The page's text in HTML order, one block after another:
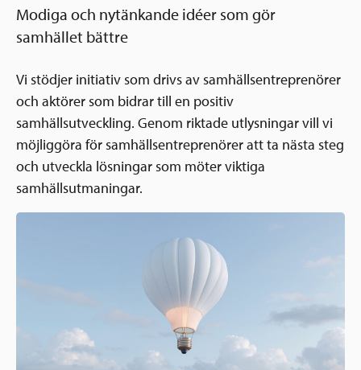
Karta
Berättelser
Våra stöd
Grannskapsinitiativet
Utlysningar
Samhällsentreprenörskap
Sök stöd
Ansök
Ansökningsguide
Rekommendationer
Frågor och svar
Sverige och övriga världen
Grannskapsinitiativet
Om oss
Uppdrag
Hur vi arbetar
Nyheter & kalenderhändelser
Postkodlotteriet
SV
Modiga och nytänkande idéer som gör
samhället bättre
Vi stödjer initiativ som drivs av samhällsentreprenörer
och aktörer som bidrar till en positiv
samhällsutveckling. Genom riktade utlysningar vill vi
möjliggöra för samhällsentreprenörer att ta nästa steg
och utveckla lösningar som möter viktiga
samhällsutmaningar.